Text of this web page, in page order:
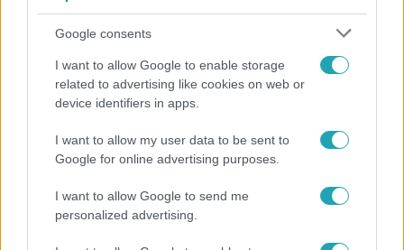
Google consents
I want to allow Google to enable storage
related to advertising like cookies on web or
device identifiers in apps.
I want to allow my user data to be sent to
Google for online advertising purposes.
I want to allow Google to send me
personalized advertising.
Népszerű